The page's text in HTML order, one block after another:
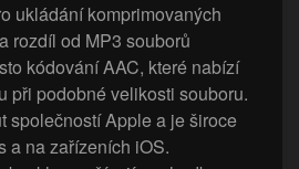
ukládání komprimovaných
rozdíl od MP3 souborů
kódování AAC, které nabízí
při podobné velikosti souboru.
společností Apple a je široce
a na zařízeních iOS.